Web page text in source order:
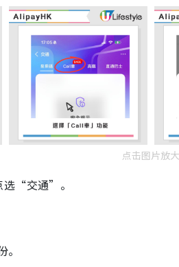
点击图片放大
“交通”。